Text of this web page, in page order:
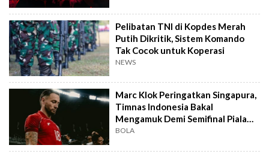
Pelibatan TNI di Kopdes Merah
Putih Dikritik, Sistem Komando
Tak Cocok untuk Koperasi
NEWS
Marc Klok Peringatkan Singapura,
Timnas Indonesia Bakal
Mengamuk Demi Semifinal Piala
AFF 2026
BOLA